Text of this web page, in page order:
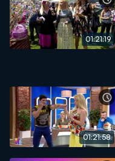
01:21:19
01:21:58